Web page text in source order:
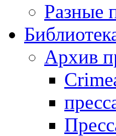
Разные
Архив